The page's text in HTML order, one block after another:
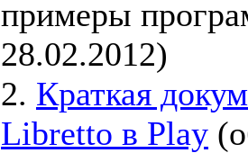
примеры
28.02.2012)
2. Краткая
Libretto в Play